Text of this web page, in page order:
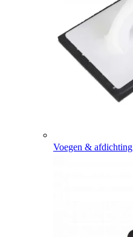
Voegen & afdichting